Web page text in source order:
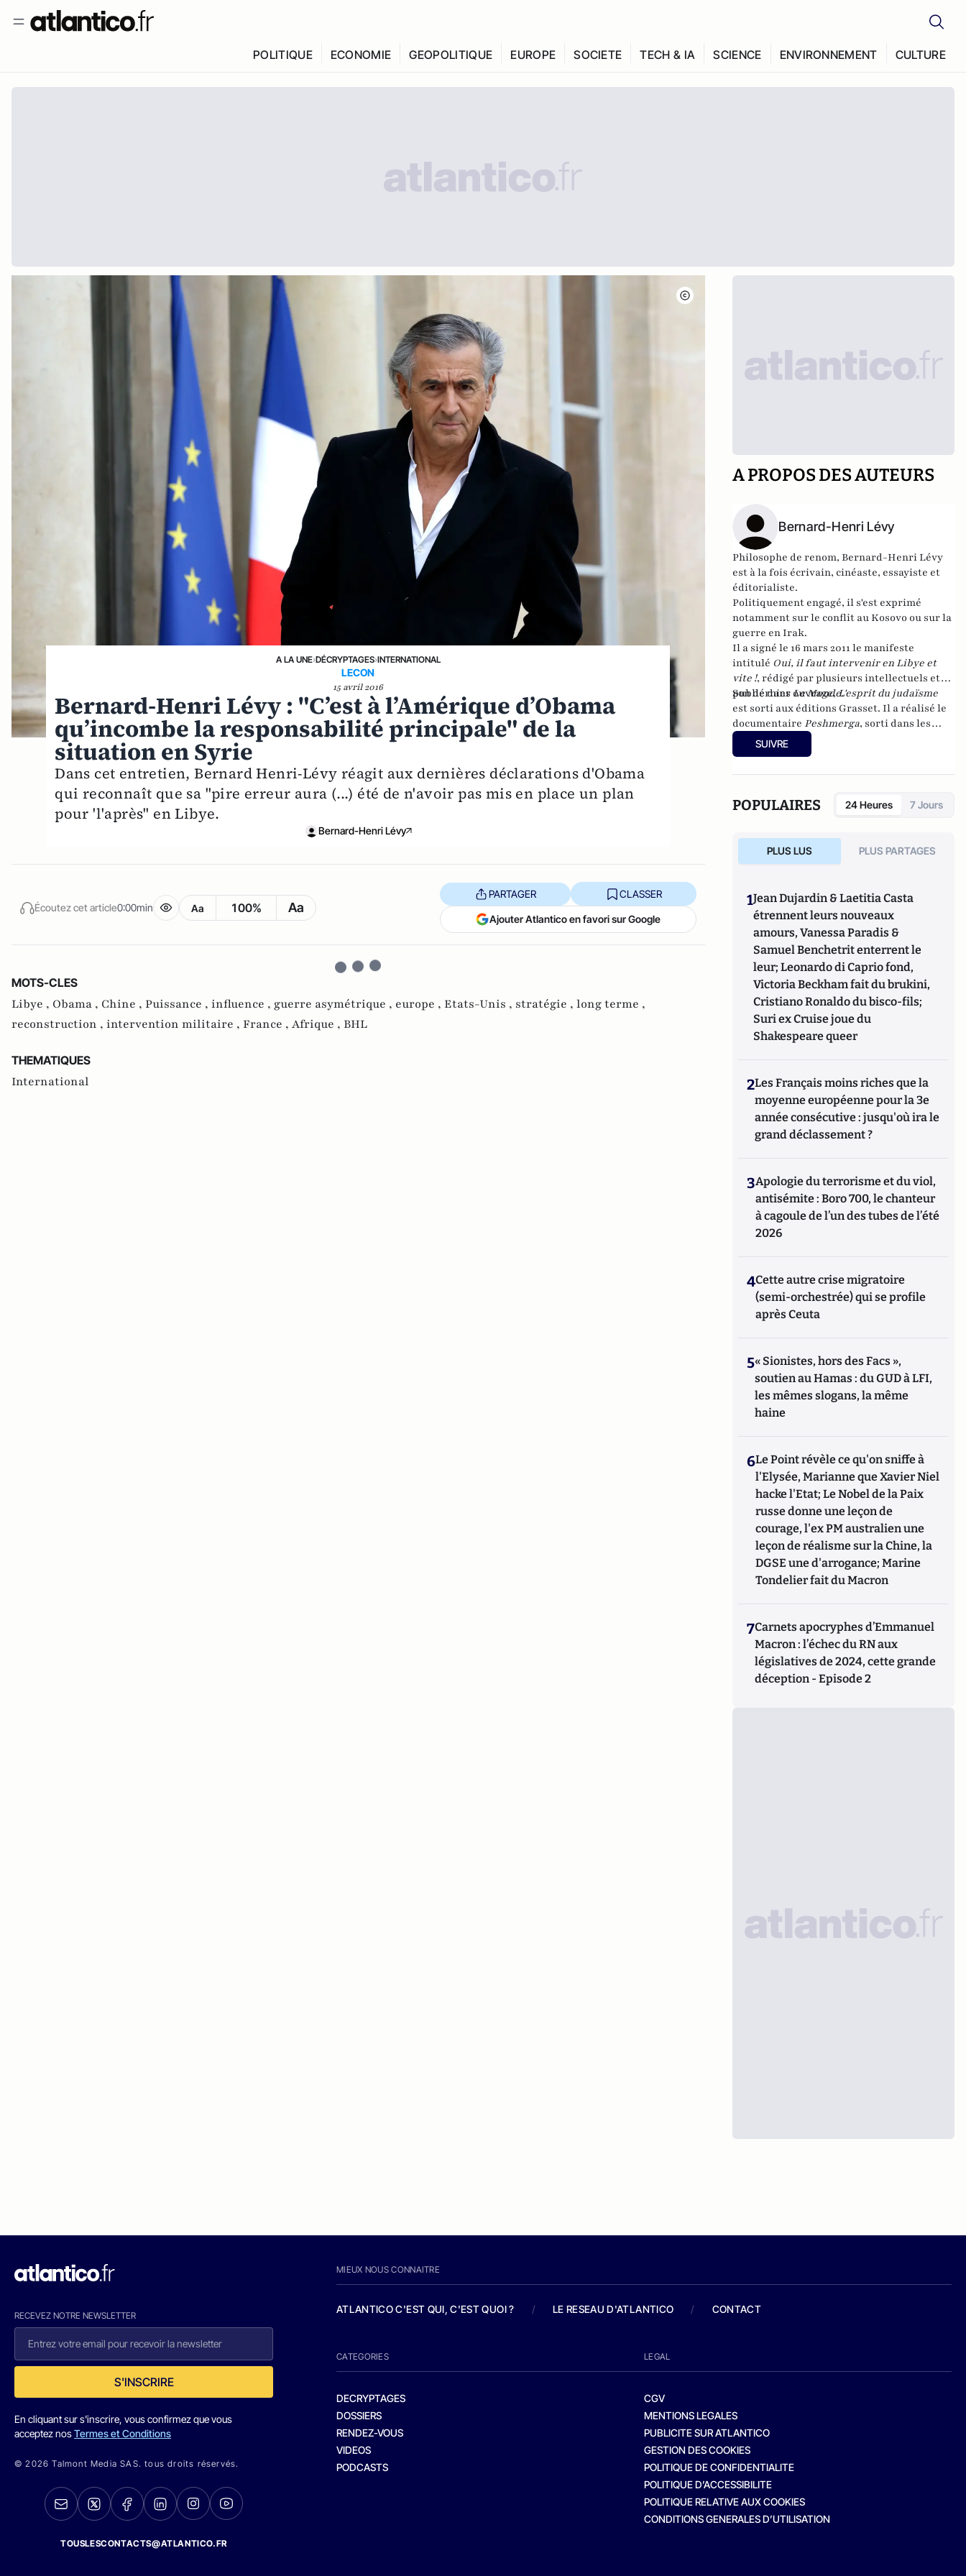
POLITIQUE ECONOMIE GEOPOLITIQUE EUROPE SOCIETE TECH & IA SCIENCE ENVIRONNEMENT CULTURE
A LA UNE›DÉCRYPTAGES›INTERNATIONAL
LECON
15 avril 2016
Bernard-Henri Lévy : "C’est à l’Amérique d’Obama
qu’incombe la responsabilité principale" de la
situation en Syrie
Dans cet entretien, Bernard Henri-Lévy réagit aux dernières déclarations d'Obama
qui reconnaît que sa "pire erreur aura (...) été de n'avoir pas mis en place un plan
pour 'l'après" en Libye.
Bernard-Henri Lévy
Écoutez cet article0:00min Aa 100% Aa
PARTAGER CLASSER
Ajouter Atlantico en favori sur Google
MOTS-CLES
Libye , Obama , Chine , Puissance , influence , guerre asymétrique , europe , Etats-Unis , stratégie , long terme ,
reconstruction , intervention militaire , France , Afrique , BHL
THEMATIQUES
International
A PROPOS DES AUTEURS
Bernard-Henri Lévy
Philosophe de renom, Bernard-Henri Lévy
est à la fois écrivain, cinéaste, essayiste et
éditorialiste.
Politiquement engagé, il s'est exprimé
notamment sur le conflit au Kosovo ou sur la
guerre en Irak.
Il a signé le 16 mars 2011 le manifeste
intitulé Oui, il faut intervenir en Libye et
vite !, rédigé par plusieurs intellectuels et
publié dans Le Monde.
Son dernier ouvrage,L'esprit du judaïsme
est sorti aux éditions Grasset. Il a réalisé le
documentaire Peshmerga, sorti dans les
salles en mai 2016.
SUIVRE
POPULAIRES 24 Heures 7 Jours
PLUS LUS PLUS PARTAGES
1Jean Dujardin & Laetitia Casta
étrennent leurs nouveaux
amours, Vanessa Paradis &
Samuel Benchetrit enterrent le
leur; Leonardo di Caprio fond,
Victoria Beckham fait du brukini,
Cristiano Ronaldo du bisco-fils;
Suri ex Cruise joue du
Shakespeare queer
2Les Français moins riches que la
moyenne européenne pour la 3e
année consécutive : jusqu'où ira le
grand déclassement ?
3Apologie du terrorisme et du viol,
antisémite : Boro 700, le chanteur
à cagoule de l’un des tubes de l’été
2026
4Cette autre crise migratoire
(semi-orchestrée) qui se profile
après Ceuta
5« Sionistes, hors des Facs »,
soutien au Hamas : du GUD à LFI,
les mêmes slogans, la même
haine
6Le Point révèle ce qu'on sniffe à
l'Elysée, Marianne que Xavier Niel
hacke l'Etat; Le Nobel de la Paix
russe donne une leçon de
courage, l'ex PM australien une
leçon de réalisme sur la Chine, la
DGSE une d'arrogance; Marine
Tondelier fait du Macron
7Carnets apocryphes d’Emmanuel
Macron : l’échec du RN aux
législatives de 2024, cette grande
déception - Episode 2
RECEVEZ NOTRE NEWSLETTER
S'INSCRIRE
En cliquant sur s'inscrire, vous confirmez que vous
acceptez nosTermes et Conditions
© 2026 Talmont Media SAS. tous droits réservés.
TOUSLESCONTACTS@ATLANTICO.FR
MIEUX NOUS CONNAITRE
ATLANTICO C'EST QUI, C'EST QUOI ? / LE RESEAU D'ATLANTICO / CONTACT
CATEGORIES
DECRYPTAGES
DOSSIERS
RENDEZ-VOUS
VIDEOS
PODCASTS
LEGAL
CGV
MENTIONS LEGALES
PUBLICITE SUR ATLANTICO
GESTION DES COOKIES
POLITIQUE DE CONFIDENTIALITE
POLITIQUE D’ACCESSIBILITE
POLITIQUE RELATIVE AUX COOKIES
CONDITIONS GENERALES D’UTILISATION